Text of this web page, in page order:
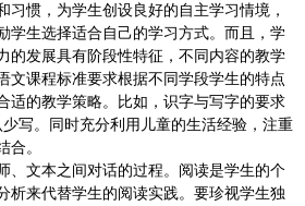
习惯，为学生创设良好的自主学习情境，
学生选择适合自己的学习方式。而且，学
的发展具有阶段性特征，不同内容的教学
文课程标准要求根据不同学段学生的特点
适的教学策略。比如，识字与写字的要求
写。同时充分利用儿童的生活经验，注重
合。
文本之间对话的过程。阅读是学生的个
析来代替学生的阅读实践。要珍视学生独